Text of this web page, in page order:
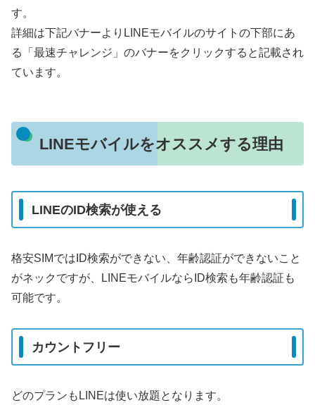
す。
詳細は下記バナーよりLINEモバイルのサイトの下部にあ
る「最速チャレンジ」のバナーをクリックすると記載され
ています。
LINEモバイルをオススメする理由
LINEのID検索が使える
格安SIMではID検索ができない、年齢認証ができないこと
がネックですが、LINEモバイルならID検索も年齢認証も
可能です。
カウントフリー
どのプランもLINEは使い放題となります。